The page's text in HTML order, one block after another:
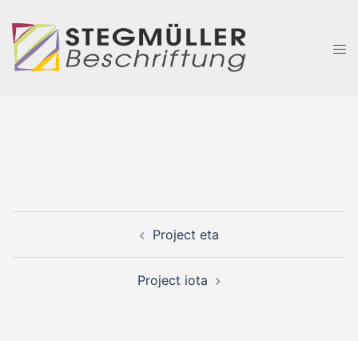
Inhalt
springen
Project eta
Project iota